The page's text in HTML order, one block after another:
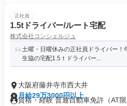
正社員
1.5tドライバー/ルート宅配
株式会社コンシェルジュ
土曜・日曜休みの正社員ドライバー
生協の宅配1.5ｔドライバー...
大阪府藤井寺市西大井
月給29万3000円以上
資格・経験 普通自動車免許（AT